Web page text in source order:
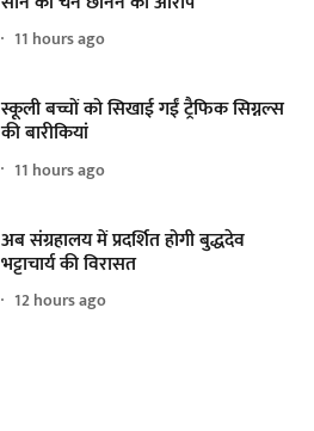
11 hours ago
स्कूली बच्चों को सिखाई गईं ट्रैफिक सिग्नल्स
की बारीकियां
11 hours ago
अब संग्रहालय में प्रदर्शित होगी बुद्धदेव
भट्टाचार्य की विरासत
12 hours ago